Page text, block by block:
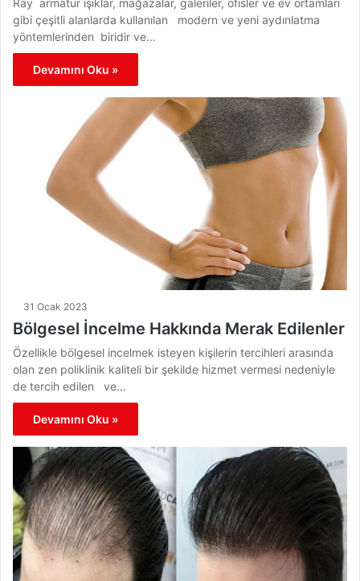
gibi çeşitli alanlarda kullanılan modern ve yeni aydınlatma
yöntemlerinden biridir ve…
Devamını Oku »
31 Ocak 2023
Bölgesel İncelme Hakkında Merak Edilenler
Özellikle bölgesel incelmek isteyen kişilerin tercihleri arasında
olan zen poliklinik kaliteli bir şekilde hizmet vermesi nedeniyle
de tercih edilen ve…
Devamını Oku »